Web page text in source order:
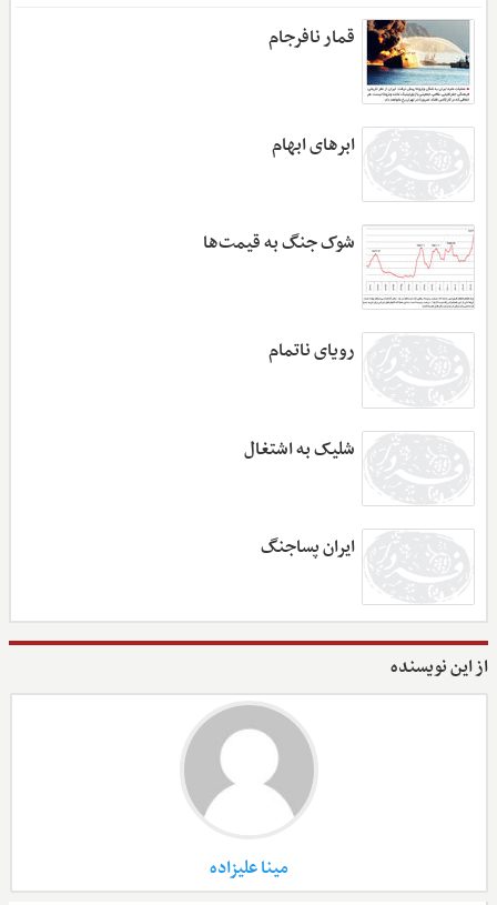
قمار نافرجام
ابرهای ابهام
شوک جنگ به قیمت‌ها
رویای ناتمام
شلیک به اشتغال
ایران پساجنگ
از این نویسنده
مینا علیزاده